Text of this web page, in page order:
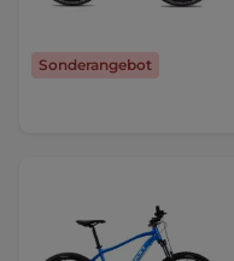
Sonderangebot